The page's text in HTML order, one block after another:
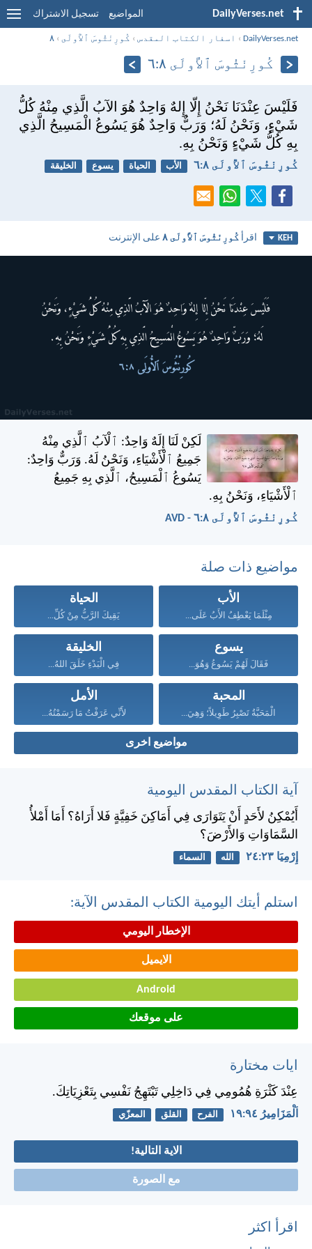
DailyVerses.net المواضيع تسجيل الاشتراك
DailyVerses.net
› اسفار الكتاب المقدس › كُورِنْثُوسَ ٱلأُولَى ›٨
كُورِنْثُوسَ ٱلأُولَى ٨:‏٦
فَلَيْسَ عِنْدَنَا نَحْنُ إِلّا إِلهٌ وَاحِدٌ هُوَ الآبُ الَّذِي مِنْهُ كُلُّ
شَيْءٍ، وَنَحْنُ لَهُ؛ وَرَبٌّ وَاحِدٌ هُوَ يَسُوعُ الْمَسِيحُ الَّذِي
بِهِ كُلُّ شَيْءٍ وَنَحْنُ بِهِ.
كُورِنْثُوسَ ٱلأُولَى ٨:‏٦ الأب الحياة يسوع الخليقة
KEH اقرأكُورِنْثُوسَ ٱلأُولَى ٨ على الإنترنت
لَكِنْ لَنَا إِلَهٌ وَاحِدٌ: ٱلْآبُ ٱلَّذِي مِنْهُ
جَمِيعُ ٱلْأَشْيَاءِ، وَنَحْنُ لَهُ. وَرَبٌّ وَاحِدٌ:
يَسُوعُ ٱلْمَسِيحُ، ٱلَّذِي بِهِ جَمِيعُ
ٱلْأَشْيَاءِ، وَنَحْنُ بِهِ.
كُورِنْثُوسَ ٱلأُولَى ٨:‏٦ - AVD
مواضيع ذات صلة
الأب
مِثْلَمَا يَعْطِفُ الأَبُ عَلَى...
الحياة
يَقِيكَ الرَّبُّ مِنْ كُلِّ...
يسوع
فَقَالَ لَهُمْ يَسُوعُ وَهُوَ...
الخليقة
فِي الْبَدْءِ خَلَقَ اللهُ...
المحبة
الْمَحَبَّةُ تَصْبِرُ طَوِيلاً؛ وَهِيَ...
الأمل
لأَنِّي عَرَفْتُ مَا رَسَمْتُهُ...
مواضيع اخرى
آية الكتاب المقدس اليومية
أَيُمْكِنُ لأَحَدٍ أَنْ يَتَوَارَى فِي أَمَاكِنَ خَفِيَّةٍ فَلا أَرَاهُ؟ أَمَا أَمْلأُ
السَّمَاوَاتِ وَالأَرْضَ؟
إِرْمِيَا ٢٣:‏٢٤ الله السماء
استلم أيتك اليومية الكتاب المقدس الآية:
الإخطار اليومي
الايميل
Android
على موقعك
ايات مختارة
عِنْدَ كَثْرَةِ هُمُومِي فِي دَاخِلِي تَبْتَهِجُ نَفْسِي بِتَعْزِيَاتِكَ.
اَلْمَزَامِيرُ ٩٤:‏١٩ الفرح القلق المعزّي
الاية التالية!
مع الصورة
اقرأ اكثر